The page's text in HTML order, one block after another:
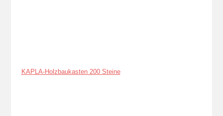
KAPLA-Holzbaukasten 200 Steine